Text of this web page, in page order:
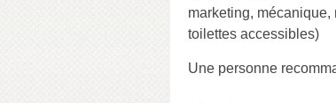
marketing, mécanique,
toilettes accessibles)
Une personne